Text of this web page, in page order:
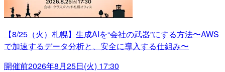
【8/25（火）札幌】生成AIを“会社の武器”にする方法〜AWS
で加速するデータ分析と、安全に導入する仕組み〜
開催前2026年8月25日(火) 17:30